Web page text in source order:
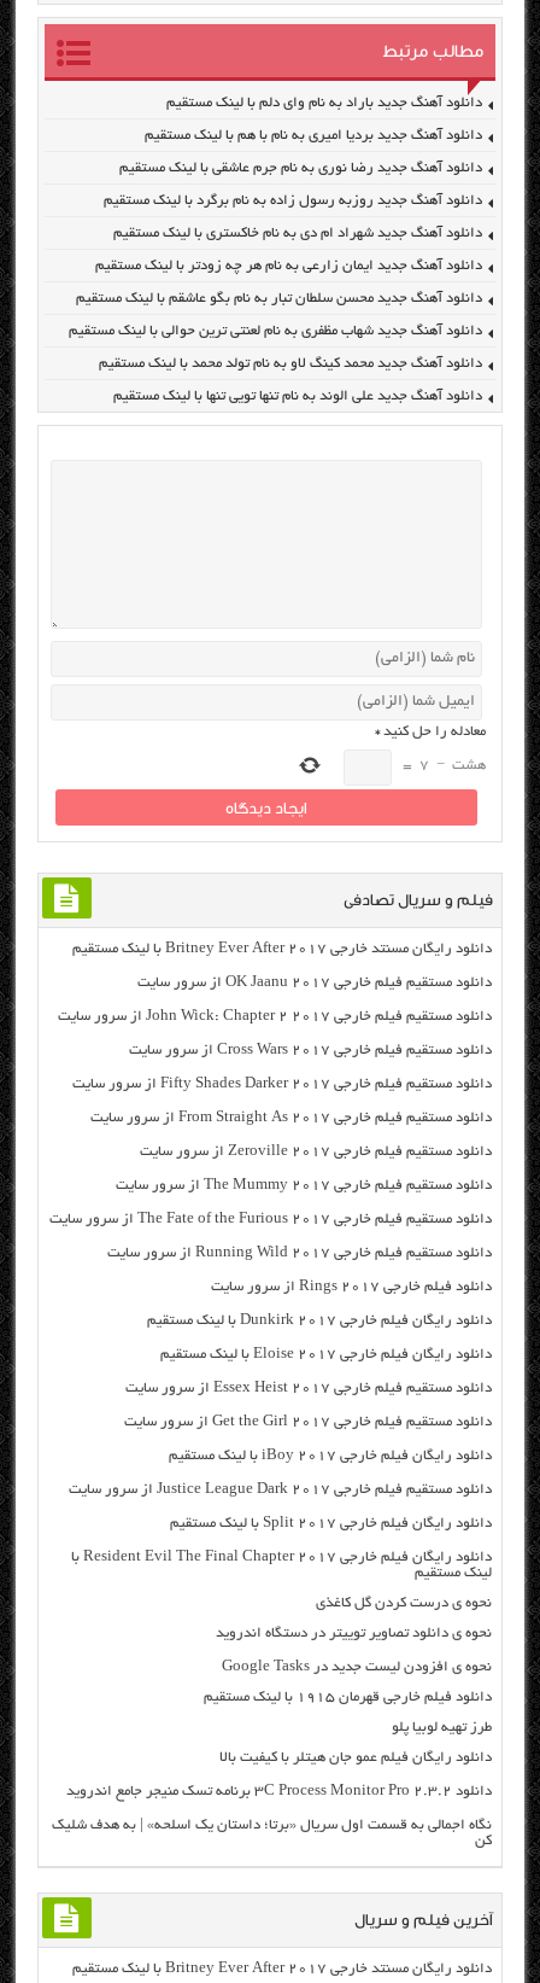
مطالب مرتبط
دانلود آهنگ جدید باراد به نام وای دلم با لینک مستقیم
دانلود آهنگ جدید بردیا امیری به نام با هم با لینک مستقیم
دانلود آهنگ جدید رضا نوری به نام جرم عاشقی با لینک مستقیم
دانلود آهنگ جدید روزبه رسول زاده به نام برگرد با لینک مستقیم
دانلود آهنگ جدید شهراد ام دی به نام خاکستری با لینک مستقیم
دانلود آهنگ جدید ایمان زارعی به نام هر چه زودتر با لینک مستقیم
دانلود آهنگ جدید محسن سلطان تبار به نام بگو عاشقم با لینک مستقیم
دانلود آهنگ جدید شهاب مظفری به نام لعنتی ترین حوالی با لینک مستقیم
دانلود آهنگ جدید محمد کینگ لاو به نام تولد محمد با لینک مستقیم
دانلود آهنگ جدید علی الوند به نام تنها تویی تنها با لینک مستقیم
معادله را حل کنید*
هشت −
7
=
فیلم و سریال تصادفی
دانلود رایگان مسنتد خارجی Britney Ever After 2017 با لینک مستقیم
دانلود مستقیم فیلم خارجی OK Jaanu 2017 از سرور سایت
دانلود مستقیم فیلم خارجی John Wick: Chapter 2 2017 از سرور سایت
دانلود مستقیم فیلم خارجی Cross Wars 2017 از سرور سایت
دانلود مستقیم فیلم خارجی Fifty Shades Darker 2017 از سرور سایت
دانلود مستقیم فیلم خارجی From Straight As 2017 از سرور سایت
دانلود مستقیم فیلم خارجی Zeroville 2017 از سرور سایت
دانلود مستقیم فیلم خارجی The Mummy 2017 از سرور سایت
دانلود مستقیم فیلم خارجی The Fate of the Furious 2017 از سرور سایت
دانلود مستقیم فیلم خارجی Running Wild 2017 از سرور سایت
دانلود فیلم خارجی Rings 2017 از سرور سایت
دانلود رایگان فیلم خارجی Dunkirk 2017 با لینک مستقیم
دانلود رایگان فیلم خارجی Eloise 2017 با لینک مستقیم
دانلود مستقیم فیلم خارجی Essex Heist 2017 از سرور سایت
دانلود مستقیم فیلم خارجی Get the Girl 2017 از سرور سایت
دانلود رایگان فیلم خارجی iBoy 2017 با لینک مستقیم
دانلود مستقیم فیلم خارجی Justice League Dark 2017 از سرور سایت
دانلود رایگان فیلم خارجی Split 2017 با لینک مستقیم
دانلود رایگان فیلم خارجی Resident Evil The Final Chapter 2017 با
لینک مستقیم
نحوه ی درست کردن گل کاغذی
نحوه ی دانلود تصاویر توییتر در دستگاه اندروید
نحوه ي افزودن لیست جدید در Google Tasks
دانلود فیلم خارجی قهرمان ۱۹۱۵ با لینک مستقیم
طرز تهیه لوبیا پلو
دانلود رایگان فیلم عمو جان هیتلر با کیفیت بالا
دانلود ۳C Process Monitor Pro 2.3.2 برنامه تسک منیجر جامع اندروید
نگاه اجمالی به قسمت اول سریال «برتا؛ داستان یک اسلحه» | به هدف شلیک
کن
آخرین فیلم و سریال
دانلود رایگان مسنتد خارجی Britney Ever After 2017 با لینک مستقیم